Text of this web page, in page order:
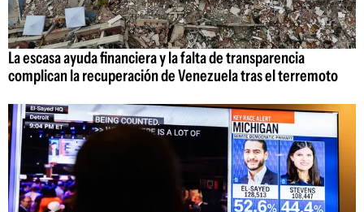
La escasa ayuda financiera y la falta de transparencia
complican la recuperación de Venezuela tras el terremoto